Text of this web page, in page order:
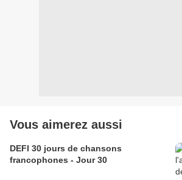
Vous aimerez aussi
DEFI 30 jours de chansons
francophones - Jour 30